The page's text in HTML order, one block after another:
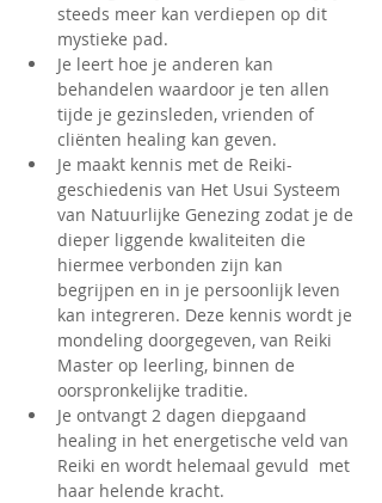
steeds meer kan verdiepen op dit
mystieke pad.
Je leert hoe je anderen kan
behandelen waardoor je ten allen
tijde je gezinsleden, vrienden of
cliënten healing kan geven.
Je maakt kennis met de Reiki-
geschiedenis van Het Usui Systeem
van Natuurlijke Genezing zodat je de
dieper liggende kwaliteiten die
hiermee verbonden zijn kan
begrijpen en in je persoonlijk leven
kan integreren. Deze kennis wordt je
mondeling doorgegeven, van Reiki
Master op leerling, binnen de
oorspronkelijke traditie.
Je ontvangt 2 dagen diepgaand
healing in het energetische veld van
Reiki en wordt helemaal gevuld  met
haar helende kracht.